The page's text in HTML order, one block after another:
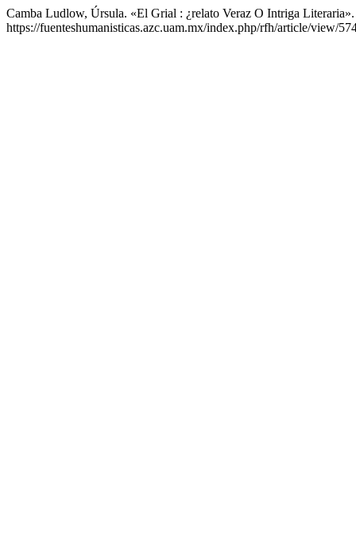
Camba Ludlow, Úrsula. «El Grial : ¿relato Veraz O Intriga
https://fuenteshumanisticas.azc.uam.mx/index.php/rfh/article/view/